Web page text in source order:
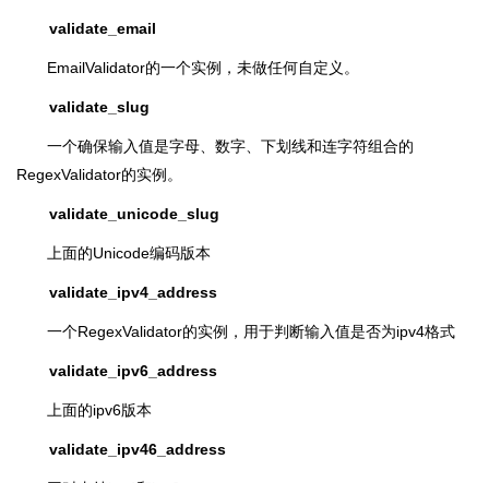
validate_email
EmailValidator的一个实例，未做任何自定义。
validate_slug
一个确保输入值是字母、数字、下划线和连字符组合的
RegexValidator的实例。
validate_unicode_slug
上面的Unicode编码版本
validate_ipv4_address
一个RegexValidator的实例，用于判断输入值是否为ipv4格式
validate_ipv6_address
上面的ipv6版本
validate_ipv46_address